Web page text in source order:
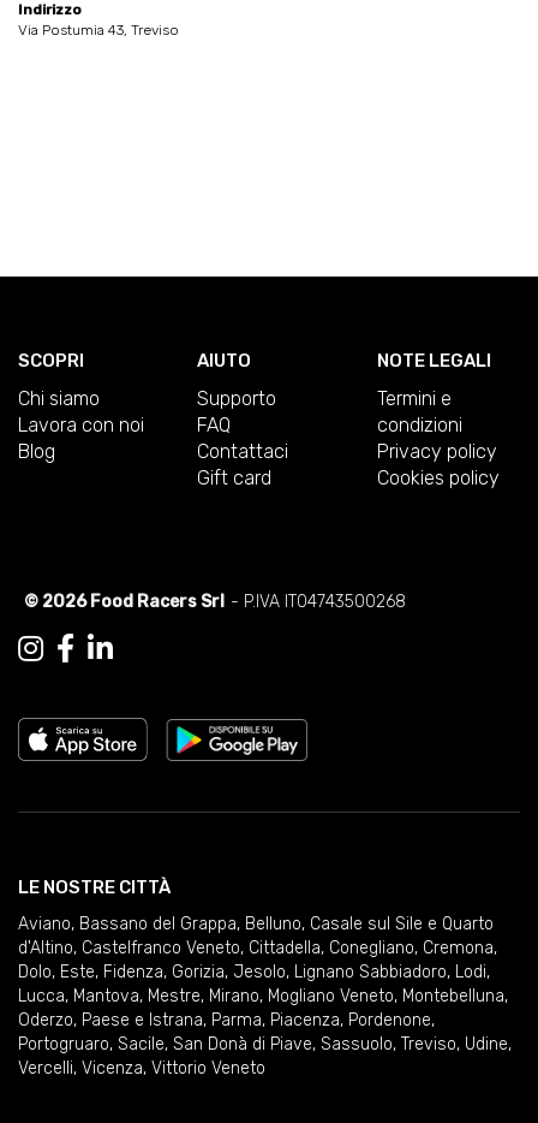
Indirizzo
Via Postumia 43, Treviso
SCOPRI
Chi siamo
Lavora con noi
Blog
AIUTO
Supporto
FAQ
Contattaci
Gift card
NOTE LEGALI
Termini e
condizioni
Privacy policy
Cookies policy
© 2026 Food Racers Srl - P.IVA IT04743500268
LE NOSTRE CITTÀ
Aviano, Bassano del Grappa, Belluno, Casale sul Sile e Quarto
d'Altino, Castelfranco Veneto, Cittadella, Conegliano, Cremona,
Dolo, Este, Fidenza, Gorizia, Jesolo, Lignano Sabbiadoro, Lodi,
Lucca, Mantova, Mestre, Mirano, Mogliano Veneto, Montebelluna,
Oderzo, Paese e Istrana, Parma, Piacenza, Pordenone,
Portogruaro, Sacile, San Donà di Piave, Sassuolo, Treviso, Udine,
Vercelli, Vicenza, Vittorio Veneto